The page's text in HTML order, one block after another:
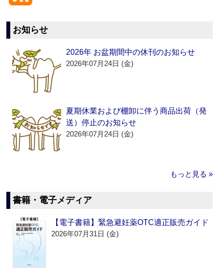
お知らせ
2026年 お盆期間中の休刊のお知らせ
2026年07月24日 (金)
夏期休業および棚卸に伴う商品出荷（発
送）停止のお知らせ
2026年07月24日 (金)
もっと見る »
書籍・電子メディア
【電子書籍】緊急避妊薬OTC適正販売ガイド
2026年07月31日 (金)